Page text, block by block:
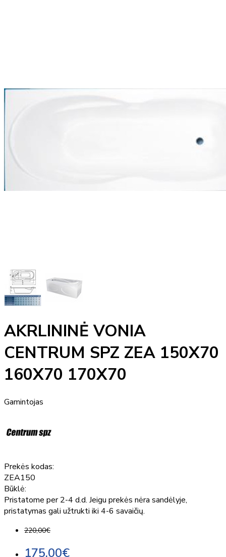
AKRLININĖ VONIA
CENTRUM SPZ ZEA 150X70
160X70 170X70
Gamintojas
Prekės kodas:
ZEA150
Būklė:
Pristatome per 2-4 d.d. Jeigu prekės nėra sandėlyje,
pristatymas gali užtrukti iki 4-6 savaičių.
220,00€
175,00€